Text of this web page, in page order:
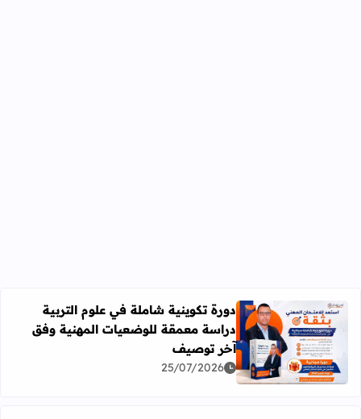
اقرأ المزيد عن دورة تكوينية شاملة في علوم التربية
دورة تكوينية شاملة في علوم التربية
دراسة معمقة للوضعيات المهنية وفق
آخر توصيف
25/07/2026